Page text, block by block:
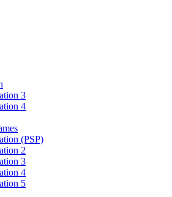
3
4
(PSP)
2
3
4
5